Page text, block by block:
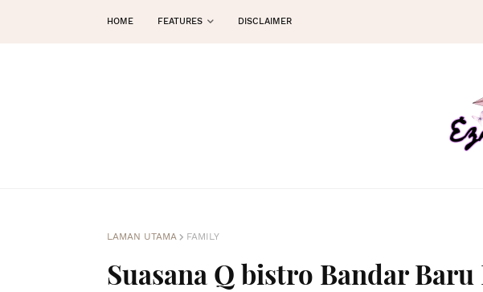
HOME FEATURES DISCLAIMER
LAMAN UTAMA FAMILY
Suasana Q bistro Bandar Baru